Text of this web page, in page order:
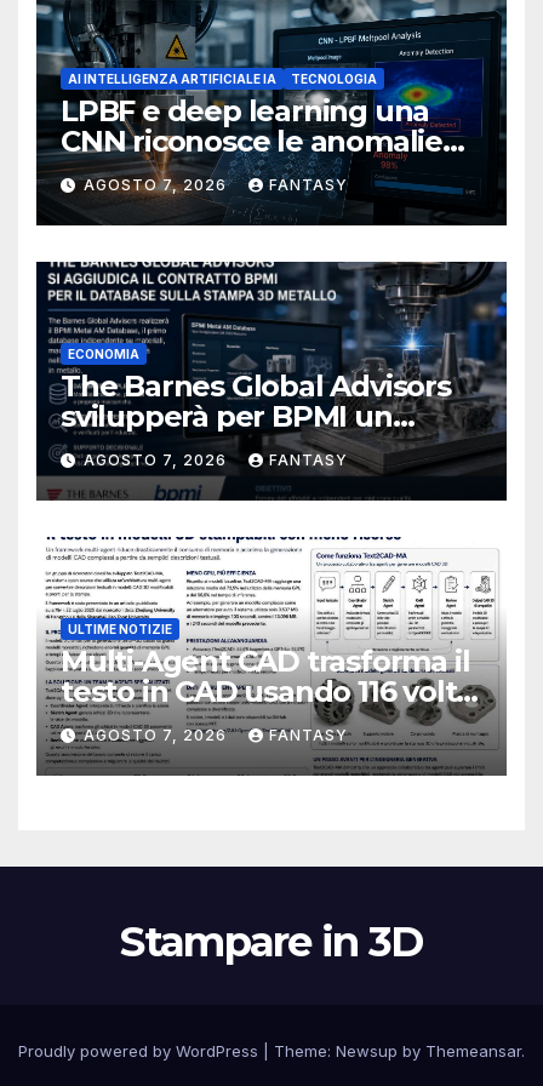
AI INTELLIGENZA ARTIFICIALE IA TECNOLOGIA
LPBF e deep learning una
CNN riconosce le anomalie
del bagno di fusione
AGOSTO 7, 2026 FANTASY
ECONOMIA
The Barnes Global Advisors
svilupperà per BPMI un
database per la stampa 3D
metallica destinata alla filiera
navale statunitense
AGOSTO 7, 2026 FANTASY
ULTIME NOTIZIE
Multi-Agent CAD trasforma il
testo in CAD usando 116 volte
meno token
AGOSTO 7, 2026 FANTASY
Stampare in 3D
Proudly powered by WordPress Theme: Newsup by Themeansar.